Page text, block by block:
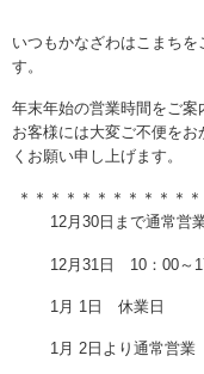
いつもかなざわはこまち
す。
年末年始の営業時間をご案
お客様には大変ご不便を
くお願い申し上げます。
＊＊＊＊＊＊＊＊＊＊＊
12月 30 日まで通常営
12 月 31 日 10 ： 00～
1 月 1 日 休業日
1月 2 日より通常営業